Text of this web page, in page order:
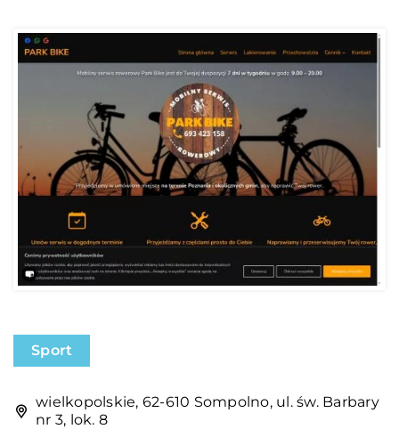
Sport
wielkopolskie, 62-610 Sompolno, ul. św. Barbary
nr 3, lok. 8